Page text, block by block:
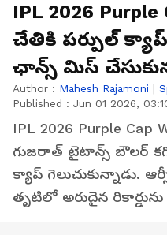
IPL 2026
చేతికి పర్పుల్
ఛాన్స్ మిస్
Author : Mahesh Rajamoni |
Published : Jun 01 2026,
IPL 2026 Purple Cap
గుజరాత్ టైటాన్స్ బౌలర్
క్యాప్ గెలుచుకున్నాడు.
తృటిలో అరుదైన